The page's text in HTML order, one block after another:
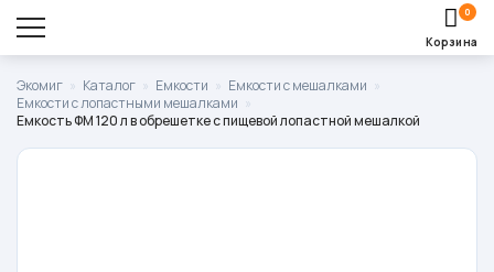
Оставить заявку
Корзина
0
Корзина пуста.
Экомиг » Каталог » Емкости » Емкости с мешалками »
Емкости с лопастными мешалками »
Емкость ФМ 120 л в обрешетке с пищевой лопастной мешалкой